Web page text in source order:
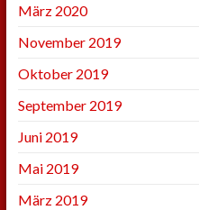
März 2020
November 2019
Oktober 2019
September 2019
Juni 2019
Mai 2019
März 2019